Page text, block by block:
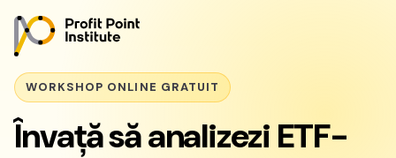
WORKSHOP ONLINE GRATUIT
Învață să analizezi ETF-